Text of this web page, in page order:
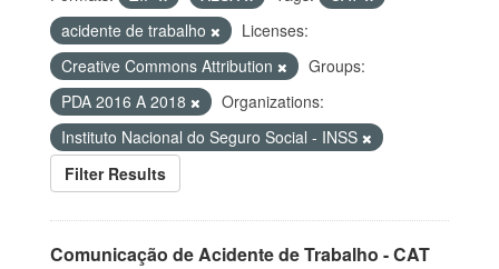
acidente de trabalho
Licenses:
Creative Commons Attribution
Groups:
PDA 2016 A 2018
Organizations:
Instituto Nacional do Seguro Social - INSS
Filter Results
Comunicação de Acidente de Trabalho - CAT